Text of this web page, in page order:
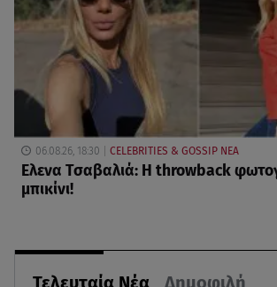
Τελευταία Νέα Δημοφιλή
06.08.26, 18:30 CELEBRITIES & GOSSIP ΝΕΑ
Ελενα Τσαβαλιά: Η throwback
μπικίνι!